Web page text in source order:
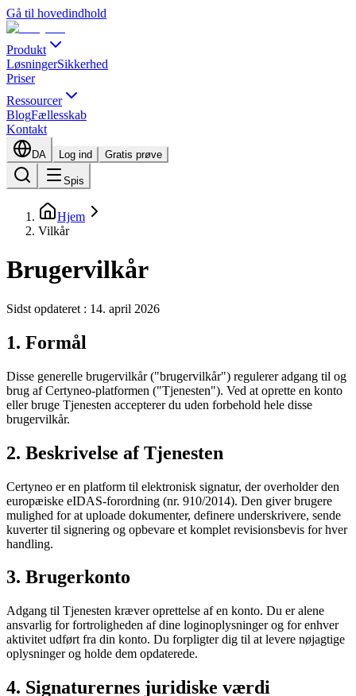
Gå til hovedindhold
Produkt
LøsningerSikkerhed
Priser
Ressourcer
BlogFællesskab
Kontakt
DA Log ind Gratis prøve
Spis
Hjem
Vilkår
Brugervilkår
Sidst opdateret : 14. april 2026
1. Formål
Disse generelle brugervilkår ("brugervilkår") regulerer adgang til og
brug af Certyneo-platformen ("Tjenesten"). Ved at oprette en konto
eller bruge Tjenesten accepterer du uden forbehold hele disse
brugervilkår.
2. Beskrivelse af Tjenesten
Certyneo er en platform til elektronisk signatur, der overholder den
europæiske eIDAS-forordning (nr. 910/2014). Den giver brugere
mulighed for at uploade dokumenter, definere underskrivere, sende
kuverter til signering og opbevare et komplet revisionsbevis for hver
handling.
3. Brugerkonto
Adgang til Tjenesten kræver oprettelse af en konto. Du er alene
ansvarlig for fortroligheden af dine loginoplysninger og for enhver
aktivitet udført fra din konto. Du forpligter dig til at levere nøjagtige
oplysninger og holde dem opdaterede.
4. Signaturernes juridiske værdi